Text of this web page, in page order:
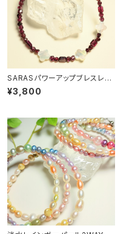
SARASパワーアップブレスレッ
ト
¥3,800